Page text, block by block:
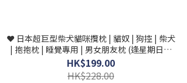
❤️ 日本超巨型柴犬貓咪攬枕 | 貓奴 | 狗控 | 柴犬
| 抱抱枕 | 睡覺專用 | 男女朋友枕 (逢星期日截
單後7-14個工作天發貨)
HK$199.00
HK$228.00